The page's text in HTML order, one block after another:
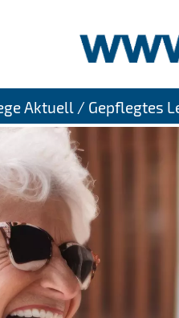
Aktuell / Gepflegtes